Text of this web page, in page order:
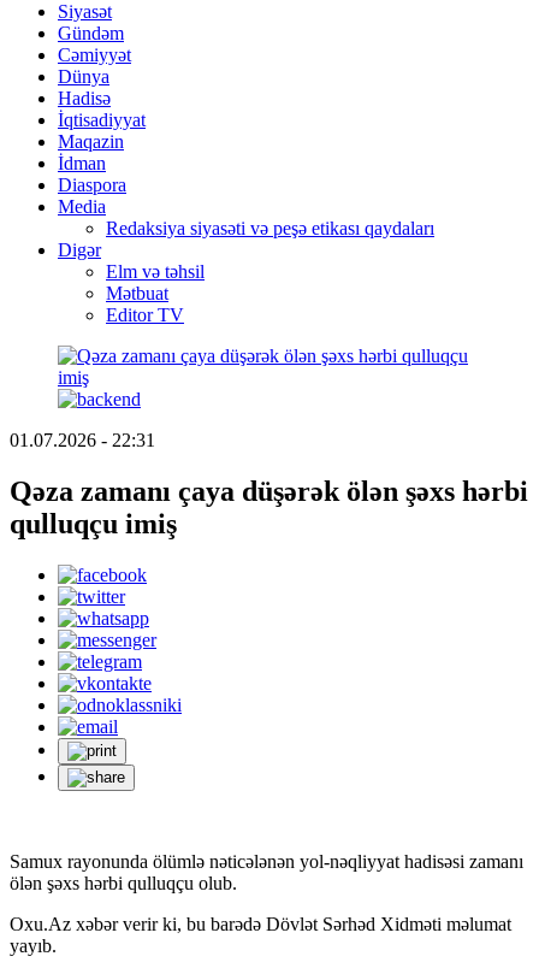
Siyasət
Gündəm
Cəmiyyət
Dünya
Hadisə
İqtisadiyyat
Maqazin
İdman
Diaspora
Media
Redaksiya siyasəti və peşə etikası qaydaları
Digər
Elm və təhsil
Mətbuat
Editor TV
01.07.2026 - 22:31
Qəza zamanı çaya düşərək ölən şəxs hərbi
qulluqçu imiş
Samux rayonunda ölümlə nəticələnən yol-nəqliyyat hadisəsi zamanı
ölən şəxs hərbi qulluqçu olub.
Oxu.Az xəbər verir ki, bu barədə Dövlət Sərhəd Xidməti məlumat
yayıb.